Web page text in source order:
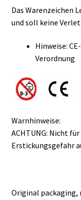
Das Warenzeichen
und soll keine
Hinweise:
Verordnung
Warnhinweise:
ACHTUNG: Nicht
Erstickungsgefahr
Original packaging,